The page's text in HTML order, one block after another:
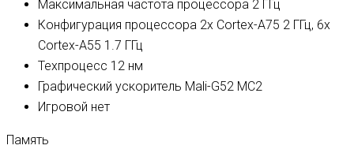
Максимальная частота процессора 2 ГГц
Конфигурация процессора 2x Cortex-A75 2 ГГц, 6x
Cortex-A55 1.7 ГГц
Техпроцесс 12 нм
Графический ускоритель Mali-G52 MC2
Игровой нет
Память